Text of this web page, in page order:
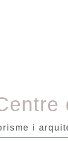
i